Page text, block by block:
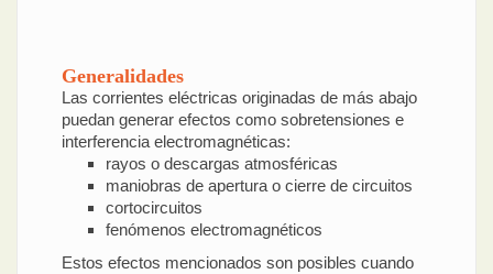
Generalidades
Las corrientes eléctricas originadas de más abajo
puedan generar efectos como sobretensiones e
interferencia electromagnéticas:
rayos o descargas atmosféricas
maniobras de apertura o cierre de circuitos
cortocircuitos
fenómenos electromagnéticos
Estos efectos mencionados son posibles cuando